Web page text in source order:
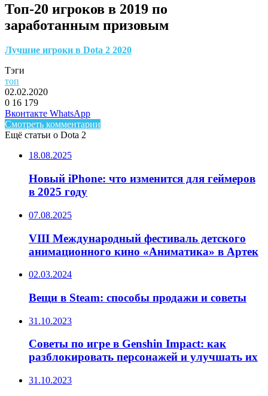
Топ-20 игроков в 2019 по
заработанным призовым
Лучшие игроки в Dota 2 2020
Тэги
топ
02.02.2020
0 16 179
Facebook
Twitter
LinkedIn
Вконтакте WhatsAppTelegram
Смотреть комментарии
Ещё статьи о Dota 2
18.08.2025
Новый iPhone: что изменится для геймеров
в 2025 году
07.08.2025
VIII Международный фестиваль детского
анимационного кино «Аниматика» в Артек
02.03.2024
Вещи в Steam: способы продажи и советы
31.10.2023
Советы по игре в Genshin Impact: как
разблокировать персонажей и улучшать их
31.10.2023